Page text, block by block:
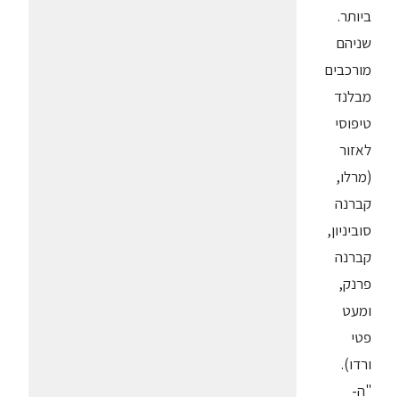
ביותר.
שניהם
מורכבים
מבלנד
טיפוסי
לאזור
(מרלו,
קברנה
סוביניון,
קברנה
פרנק,
ומעט
פטי
ורדו).
"ה-